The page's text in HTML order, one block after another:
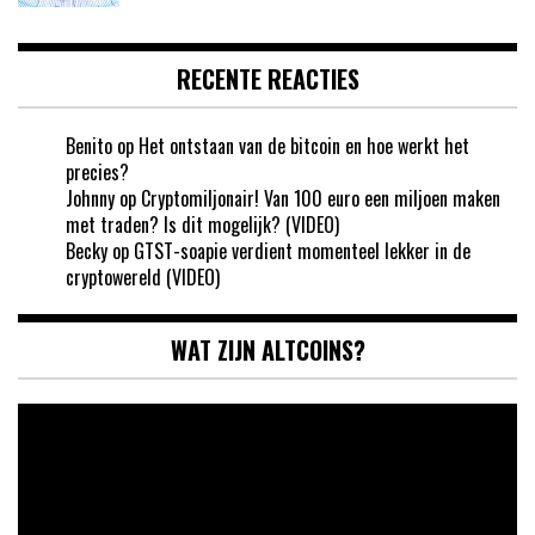
RECENTE REACTIES
Benito op Het ontstaan van de bitcoin en hoe werkt het
precies?
Johnny op Cryptomiljonair! Van 100 euro een miljoen maken
met traden? Is dit mogelijk? (VIDEO)
Becky op GTST-soapie verdient momenteel lekker in de
cryptowereld (VIDEO)
WAT ZIJN ALTCOINS?